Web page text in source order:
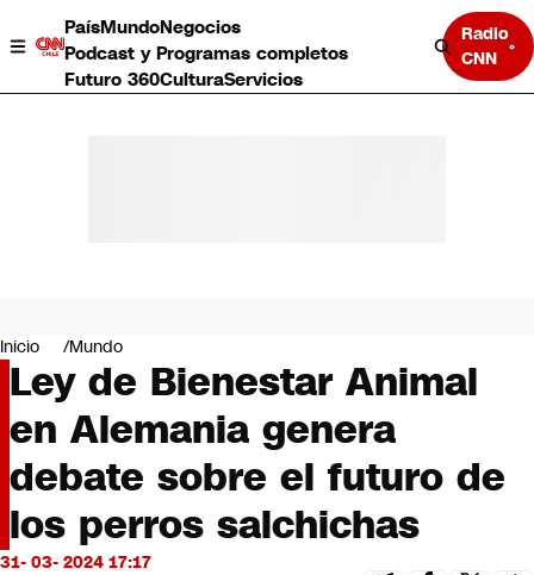
PaísMundoNegocios
Podcast y Programas completos
Futuro 360CulturaServicios
Radio
CNN
Negocios
Deportes
Programas completos
Cultura
Servicios
Bits
CNN tiempo
Futuro 360
Inicio Mundo
Ley de Bienestar Animal
en Alemania genera
debate sobre el futuro de
los perros salchichas
31- 03- 2024 17:17